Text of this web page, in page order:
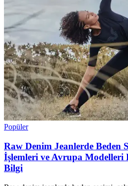
Popüler
Raw Denim Jeanlerde Beden
İşlemleri ve Avrupa Modelleri
Bilgi